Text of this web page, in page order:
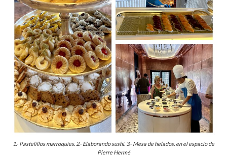
1.- Pastelillos marroquies. 2.- Elaborando sushi. 3.- Mesa de helados. en el espacio de
Pierre Hermé